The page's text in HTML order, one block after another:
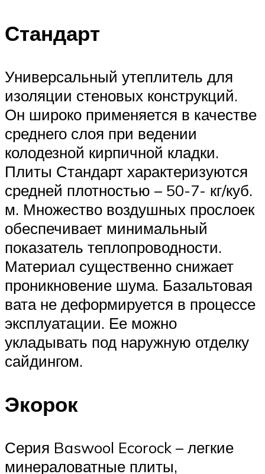
Стандарт
Универсальный утеплитель для
изоляции стеновых конструкций.
Он широко применяется в качестве
среднего слоя при ведении
колодезной кирпичной кладки.
Плиты Стандарт характеризуются
средней плотностью – 50-7- кг/куб.
м. Множество воздушных прослоек
обеспечивает минимальный
показатель теплопроводности.
Материал существенно снижает
проникновение шума. Базальтовая
вата не деформируется в процессе
эксплуатации. Ее можно
укладывать под наружную отделку
сайдингом.
Экорок
Серия Baswool Ecorock – легкие
минераловатные плиты,